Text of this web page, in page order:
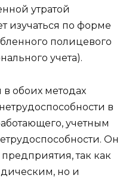
утратой
изучаться по форме
полицевого
учета).
обоих методах
в
учетным
Он
так как
но и